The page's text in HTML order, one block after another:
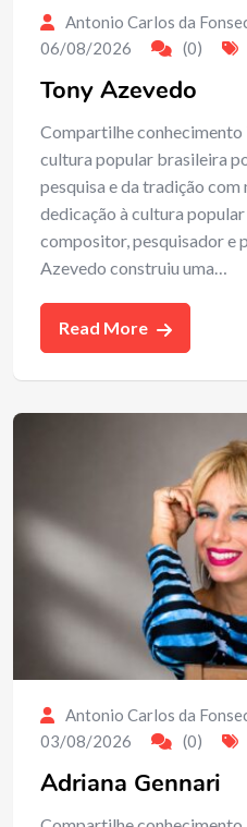
Antonio Carlos da
06/08/2026
(0)
Tony Azevedo
Compartilhe conhecimento
cultura popular brasileira
pesquisa e da tradição
dedicação à cultura
compositor, pesquisador e
Azevedo construiu uma…
Read More
Antonio Carlos da
03/08/2026
(0)
Adriana Gennari